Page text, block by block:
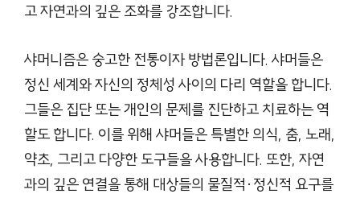
고 자연과의 깊은 조화를 강조합니다.
샤머니즘은 숭고한 전통이자 방법론입니다. 샤머들은
정신 세계와 자신의 정체성 사이의 다리 역할을 합니다.
그들은 집단 또는 개인의 문제를 진단하고 치료하는 역
할도 합니다. 이를 위해 샤머들은 특별한 의식, 춤, 노래,
약초, 그리고 다양한 도구들을 사용합니다. 또한, 자연
과의 깊은 연결을 통해 대상들의 물질적·정신적 요구를